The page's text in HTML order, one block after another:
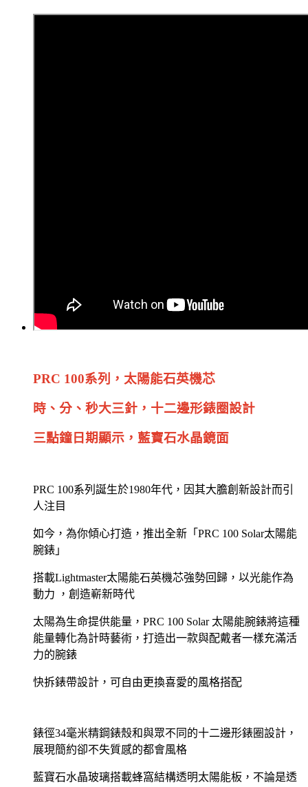
PRC 100系列，太陽能石英機芯
時、分、秒大三針，十二邊形錶圈設計
三點鐘日期顯示，藍寶石水晶鏡面
PRC 100系列誕生於1980年代，因其大膽創新設計而引
人注目
如今，為你傾心打造，推出全新「PRC 100 Solar太陽能
腕錶」
搭載Lightmaster太陽能石英機芯強勢回歸，以光能作為
動力 ，創造嶄新時代
太陽為生命提供能量，PRC 100 Solar 太陽能腕錶將這種
能量轉化為計時藝術，打造出一款與配戴者一樣充滿活
力的腕錶
快拆錶帶設計，可自由更換喜愛的風格搭配
錶徑34毫米精鋼錶殼和與眾不同的十二邊形錶圈設計，
展現簡約卻不失質感的都會風格
藍寶石水晶玻璃搭載蜂窩結構透明太陽能板，不論是透